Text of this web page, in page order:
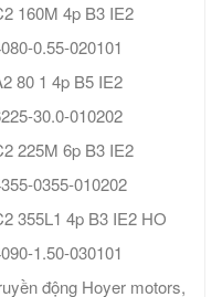
160M 4p B3 IE2
0.55-020101
80 1 4p B5 IE2
30.0-010202
225M 6p B3 IE2
0355-010202
355L1 4p B3 IE2 HO
1.50-030101
động Hoyer motors,